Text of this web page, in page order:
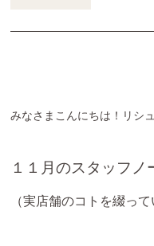
みなさまこんにちは！リシ
１１月のスタッフノ
（実店舗のコトを綴って